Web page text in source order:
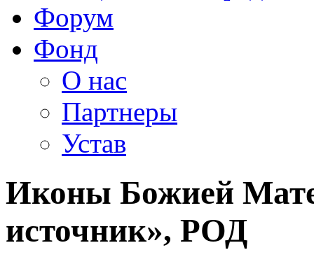
Форум
Фонд
О нас
Партнеры
Устав
Иконы Божией
источник», РОД